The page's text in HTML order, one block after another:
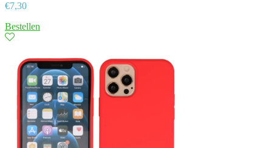
€7,30
Bestellen